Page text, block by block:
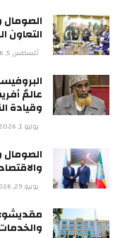
الصومال
التعاون
أغسطس 5, 2026
عالمٌ
وقيادة
يوليو 1, 2026
الصومال
والاقتصاد
يونيو 29, 2026
مقديشو: